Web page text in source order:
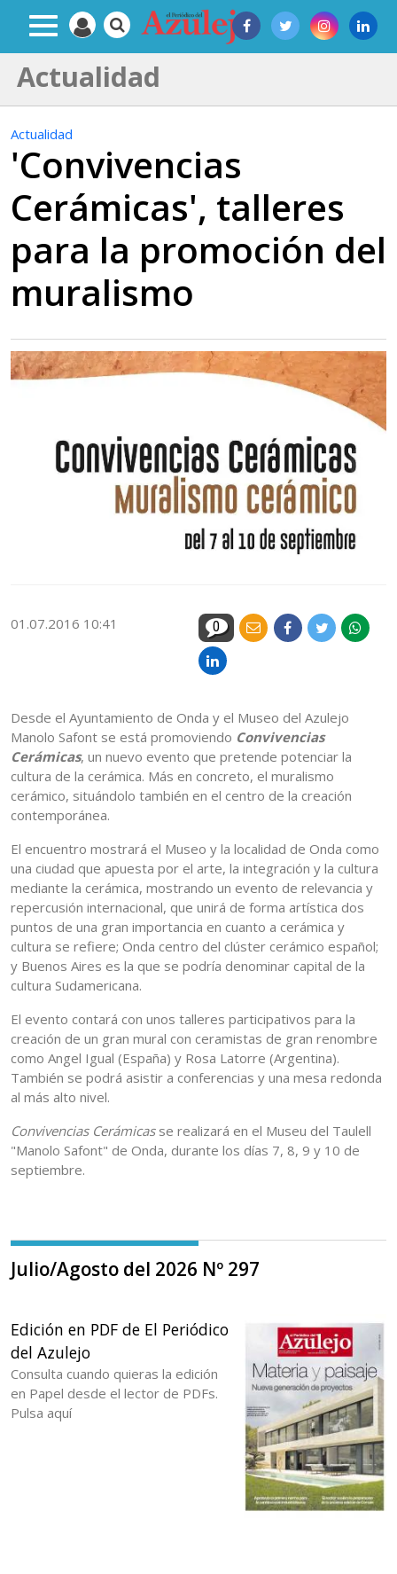
Actualidad
Actualidad
'Convivencias
Cerámicas', talleres
para la promoción del
muralismo
01.07.2016 10:41 0
Desde el Ayuntamiento de Onda y el Museo del Azulejo
Manolo Safont se está promoviendo Convivencias
Cerámicas, un nuevo evento que pretende potenciar la
cultura de la cerámica. Más en concreto, el muralismo
cerámico, situándolo también en el centro de la creación
contemporánea.
El encuentro mostrará el Museo y la localidad de Onda como
una ciudad que apuesta por el arte, la integración y la cultura
mediante la cerámica, mostrando un evento de relevancia y
repercusión internacional, que unirá de forma artística dos
puntos de una gran importancia en cuanto a cerámica y
cultura se refiere; Onda centro del clúster cerámico español;
y Buenos Aires es la que se podría denominar capital de la
cultura Sudamericana.
El evento contará con unos talleres participativos para la
creación de un gran mural con ceramistas de gran renombre
como Angel Igual (España) y Rosa Latorre (Argentina).
También se podrá asistir a conferencias y una mesa redonda
al más alto nivel.
Convivencias Cerámicasse realizará en el Museu del Taulell
"Manolo Safont" de Onda, durante los días 7, 8, 9 y 10 de
septiembre.
Julio/Agosto del 2026 Nº 297
Edición en PDF de El Periódico
del Azulejo
Consulta cuando quieras la edición
en Papel desde el lector de PDFs.
Pulsa aquí